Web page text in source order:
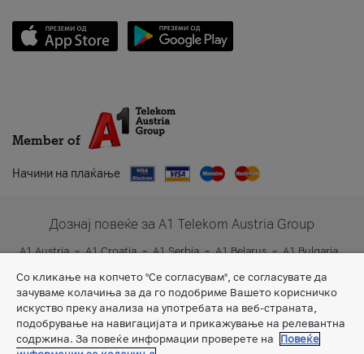
Member of
Начини на плаќање
Дознај повеќе за A1 Telekom Austria Group
A1 Austria A1 Croatia A1 Serbia A1 Belarus
A1 Bulgaria
Со кликање на копчето "Се согласувам", се согласувате да
зачуваме колачиња за да го подобриме Вашето корисничко
искуство преку анализа на употребата на веб-страната,
подобрување на навигацијата и прикажување на релевантна
содржина. За повеќе информации проверете на
Повеќе